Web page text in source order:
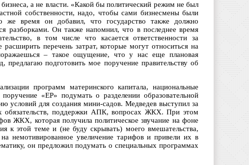
а не власти. «Какой бы политический режим не был
собственности, надо, чтобы сами бизнесмены были
же время он добавил, что государство также должно
разборками. Он также напомнил, что в последнее время
в том числе что касается ответственности за
перечень затрат, которые могут относиться на
– такое ощущение, что у нас еще плановая
подготовить мое поручение правительству об
программ материнского капитала, национальные
«ЕР» подумать о разделении образовательной
условий для создания мини-садов. Медведев выступил за
обязательств, поддержки АПК, вопросах ЖКХ. При этом
ЖКХ, которая получила политическое звучание на фоне
к этой теме и (не буду скрывать) моего вмешательства,
немотивированное увеличение тарифов и привели их в
он предложил подумать о специальных программах